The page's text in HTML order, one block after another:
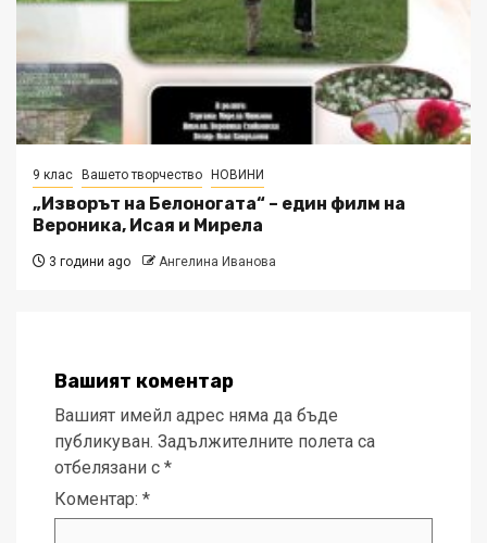
9 клас Вашето творчество НОВИНИ
„Изворът на Белоногата“ – един филм на
Вероника, Исая и Мирела
3 години ago Ангелина Иванова
Вашият коментар
Вашият имейл адрес няма да бъде
публикуван. Задължителните полета са
отбелязани с *
Коментар: *